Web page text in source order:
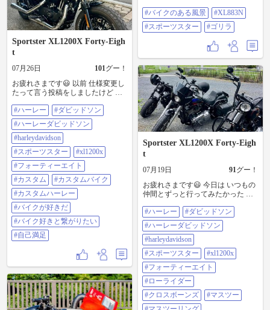
Sportster XL1200X Forty-Eigh
t
07月26日 101グー！
お疲れさまです😃 以前 仕様変更し
たって言う投稿をしましたけど そ
まして…デザインは 凄く気に入っ
ているのですが この仕様にこの四
角いミラーが 自分的にどうも違
う…🤔 ってことで 見つけたのがこ
のミラー Cult Werk製で 四角いミラ
ーの楕円形版みたいな感じ☝️で 購
入したまでは良かったんですけど
届いたミラーを見てびっくり😱‼️ ミ
ラーの足が思ってた以上にゴツい
取り敢えず 付けてはみたけど やっ
ぱりなんか違う…😮‍💨 で 色々考えて
もしかしたら 四角いミラーの足と
付け替えれるのでは⁉️って思ってや
ってみたら 大正解 いい感じになり
ました😆ﾖｶｯﾀｰ 写真だと違いがわか
らないかもしれませんが 4枚目と5
枚目の写真の アクセルワイヤーの
開き具合でわかるかもですね😅w #
ハーレー #ダビッドソン #ハーレー
ダビッドソン #harleydavidson #スポ
ーツスター #xl1200x #フォーティー
エイト #カスタム #カスタムバイク
#ハーレー
#ダビッドソン
#ハーレーダビッドソン
#harleydavidson
#スポーツスター
#xl1200x
#フォーティーエイト
#カスタム
#カスタムバイク
#カスタムハーレー
#バイクが好きだ
#バイク好きと繋がりたい
#自己満足
ツスター #ゴリラ
#バイクのある風景
#XL883N
#スポーツスター
#ゴリラ
Sportster XL1200X Forty-Eigh
t
07月19日 91グー！
お疲れさまです😃 今日は いつもの
仲間とずっと行ってみたかった 茨
のあと 同じ茨城県内の ひたちなか
市にあるpaiashoreさんで 美味しい
ロコモコ食べて来ました😋 #ハーレ
ー #ダビッドソン #ハーレーダビッ
ドソン #harleydavidson #スポーツス
ター #xl1200x #48 #フォーティーエ
イト #ローライダー #クロスボーン
ズ #マスツー #マスツーリング #バ
イクが好きだ #バイク好きと繋がり
たい
#ハーレー
#ダビッドソン
#ハーレーダビッドソン
#harleydavidson
#スポーツスター
#xl1200x
#フォーティーエイト
#ローライダー
#クロスボーンズ
#マスツー